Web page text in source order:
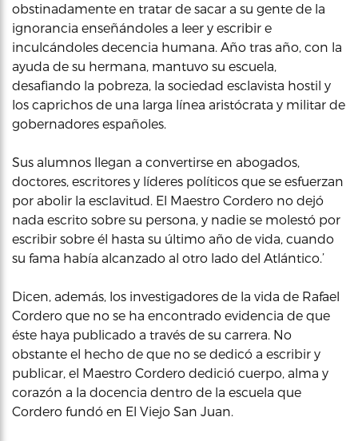
obstinadamente en tratar de sacar a su gente de la
ignorancia enseñándoles a leer y escribir e
inculcándoles decencia humana. Año tras año, con la
ayuda de su hermana, mantuvo su escuela,
desafiando la pobreza, la sociedad esclavista hostil y
los caprichos de una larga línea aristócrata y militar de
gobernadores españoles.
Sus alumnos llegan a convertirse en abogados,
doctores, escritores y líderes políticos que se esfuerzan
por abolir la esclavitud. El Maestro Cordero no dejó
nada escrito sobre su persona, y nadie se molestó por
escribir sobre él hasta su último año de vida, cuando
su fama había alcanzado al otro lado del Atlántico.’
Dicen, además, los investigadores de la vida de Rafael
Cordero que no se ha encontrado evidencia de que
éste haya publicado a través de su carrera. No
obstante el hecho de que no se dedicó a escribir y
publicar, el Maestro Cordero dedició cuerpo, alma y
corazón a la docencia dentro de la escuela que
Cordero fundó en El Viejo San Juan.